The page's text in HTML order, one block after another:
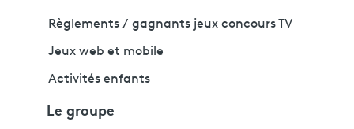
Règlements / gagnants jeux concours TV
Jeux web et mobile
Activités enfants
Le groupe